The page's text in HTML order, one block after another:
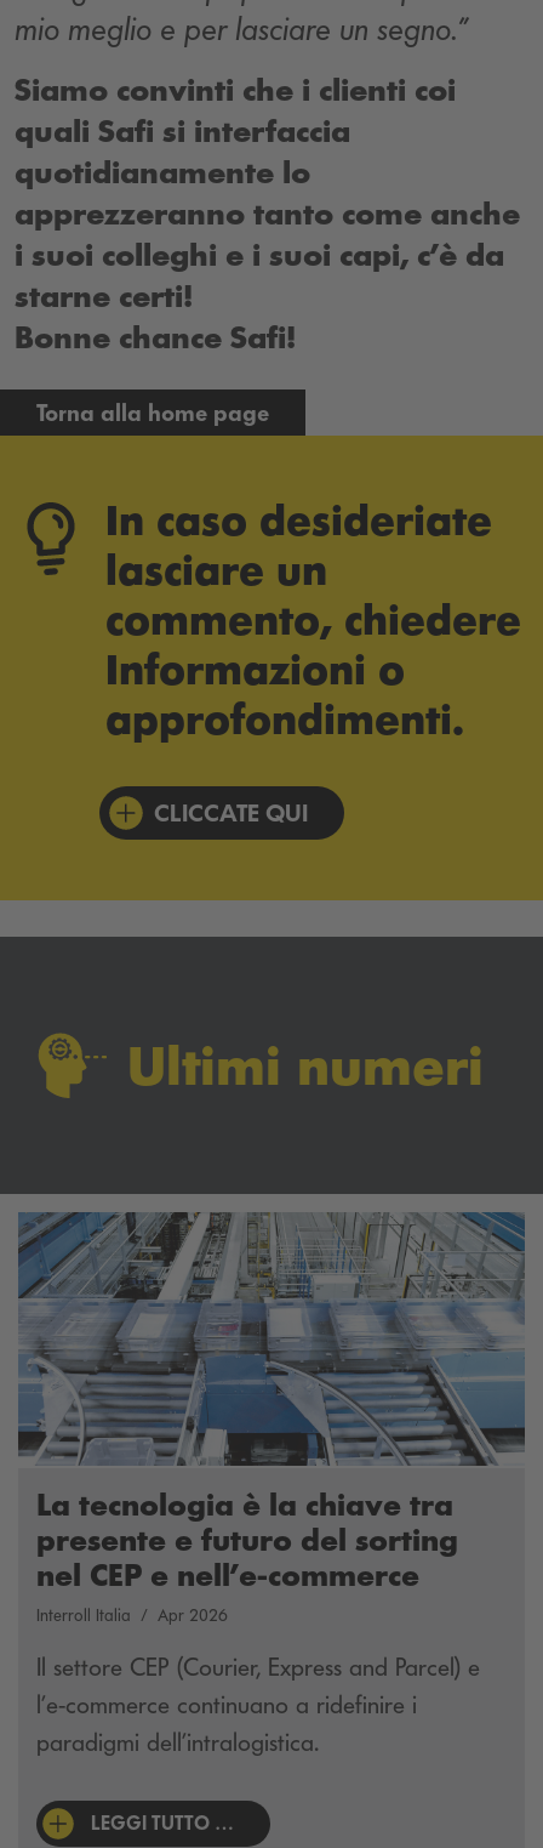
mio meglio e per lasciare un segno.”
Siamo convinti che i clienti coi
quali Safi si interfaccia
quotidianamente lo
apprezzeranno tanto come anche
i suoi colleghi e i suoi capi, c’è da
starne certi!
Bonne chance Safi!
Torna alla home page
In caso desideriate
lasciare un
commento, chiedere
Informazioni o
approfondimenti.
CLICCATE QUI
Ultimi numeri
La tecnologia è la chiave tra
presente e futuro del sorting
nel CEP e nell’e-commerce
Interroll Italia Apr 2026
Il settore CEP (Courier, Express and Parcel) e
l’e-commerce continuano a ridefinire i
paradigmi dell’intralogistica.
LEGGI TUTTO …